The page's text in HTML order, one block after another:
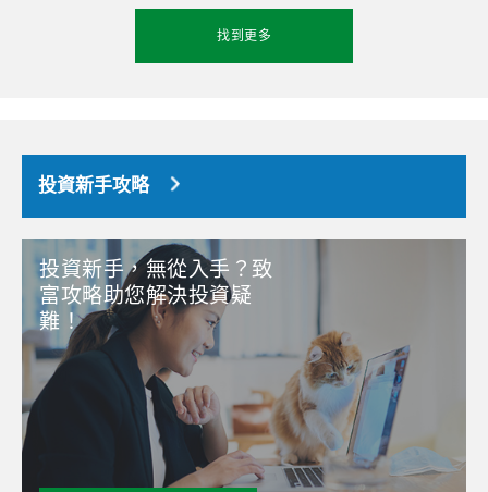
找到更多
投資新手攻略
投資新手，無從入手？致
富攻略助您解決投資疑
難！